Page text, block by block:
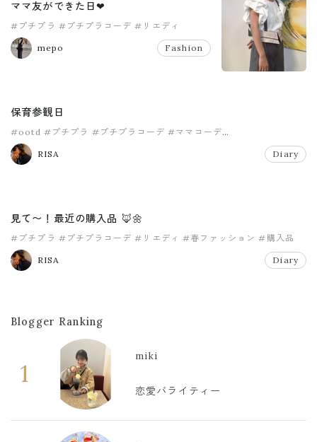
ママ友ができた日❤︎
#プチプラ #プチプラコーデ #リエディ
mepo Fashion
保育参観日
#ootd #プチプラ #プチプラコーデ #ママコーデ
#ママファッション
RISA
Diary
見て〜！最近の購入品 🦊🌼
#プチプラ #プチプラコーデ #リエディ #春ファッション #購入品
RISA Diary
Blogger Ranking
1
miki
恋愛バライティー